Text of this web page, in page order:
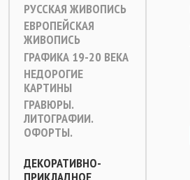
РУССКАЯ ЖИВОПИСЬ
ЕВРОПЕЙСКАЯ
ЖИВОПИСЬ
ГРАФИКА 19-20 ВЕКА
НЕДОРОГИЕ
КАРТИНЫ
ГРАВЮРЫ.
ЛИТОГРАФИИ.
ОФОРТЫ.
ДЕКОРАТИВНО-